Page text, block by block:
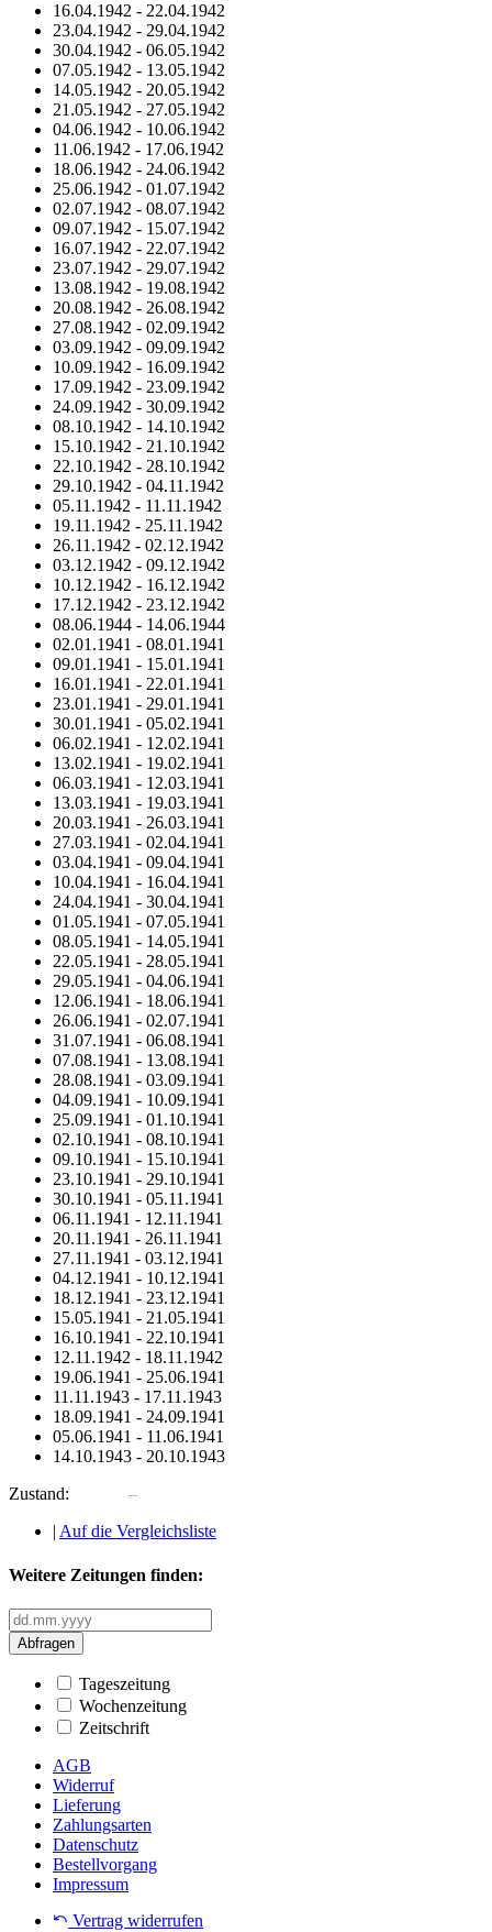
16.04.1942 - 22.04.1942
23.04.1942 - 29.04.1942
30.04.1942 - 06.05.1942
07.05.1942 - 13.05.1942
14.05.1942 - 20.05.1942
21.05.1942 - 27.05.1942
04.06.1942 - 10.06.1942
11.06.1942 - 17.06.1942
18.06.1942 - 24.06.1942
25.06.1942 - 01.07.1942
02.07.1942 - 08.07.1942
09.07.1942 - 15.07.1942
16.07.1942 - 22.07.1942
23.07.1942 - 29.07.1942
13.08.1942 - 19.08.1942
20.08.1942 - 26.08.1942
27.08.1942 - 02.09.1942
03.09.1942 - 09.09.1942
10.09.1942 - 16.09.1942
17.09.1942 - 23.09.1942
24.09.1942 - 30.09.1942
08.10.1942 - 14.10.1942
15.10.1942 - 21.10.1942
22.10.1942 - 28.10.1942
29.10.1942 - 04.11.1942
05.11.1942 - 11.11.1942
19.11.1942 - 25.11.1942
26.11.1942 - 02.12.1942
03.12.1942 - 09.12.1942
10.12.1942 - 16.12.1942
17.12.1942 - 23.12.1942
08.06.1944 - 14.06.1944
02.01.1941 - 08.01.1941
09.01.1941 - 15.01.1941
16.01.1941 - 22.01.1941
23.01.1941 - 29.01.1941
30.01.1941 - 05.02.1941
06.02.1941 - 12.02.1941
13.02.1941 - 19.02.1941
06.03.1941 - 12.03.1941
13.03.1941 - 19.03.1941
20.03.1941 - 26.03.1941
27.03.1941 - 02.04.1941
03.04.1941 - 09.04.1941
10.04.1941 - 16.04.1941
24.04.1941 - 30.04.1941
01.05.1941 - 07.05.1941
08.05.1941 - 14.05.1941
22.05.1941 - 28.05.1941
29.05.1941 - 04.06.1941
12.06.1941 - 18.06.1941
26.06.1941 - 02.07.1941
31.07.1941 - 06.08.1941
07.08.1941 - 13.08.1941
28.08.1941 - 03.09.1941
04.09.1941 - 10.09.1941
25.09.1941 - 01.10.1941
02.10.1941 - 08.10.1941
09.10.1941 - 15.10.1941
23.10.1941 - 29.10.1941
30.10.1941 - 05.11.1941
06.11.1941 - 12.11.1941
20.11.1941 - 26.11.1941
27.11.1941 - 03.12.1941
04.12.1941 - 10.12.1941
18.12.1941 - 23.12.1941
15.05.1941 - 21.05.1941
16.10.1941 - 22.10.1941
12.11.1942 - 18.11.1942
19.06.1941 - 25.06.1941
11.11.1943 - 17.11.1943
18.09.1941 - 24.09.1941
05.06.1941 - 11.06.1941
14.10.1943 - 20.10.1943
Zustand:
| Auf die Vergleichsliste
Weitere Zeitungen finden:
Abfragen
Tageszeitung
Wochenzeitung
Zeitschrift
AGB
Widerruf
Lieferung
Zahlungsarten
Datenschutz
Bestellvorgang
Impressum
Vertrag widerrufen